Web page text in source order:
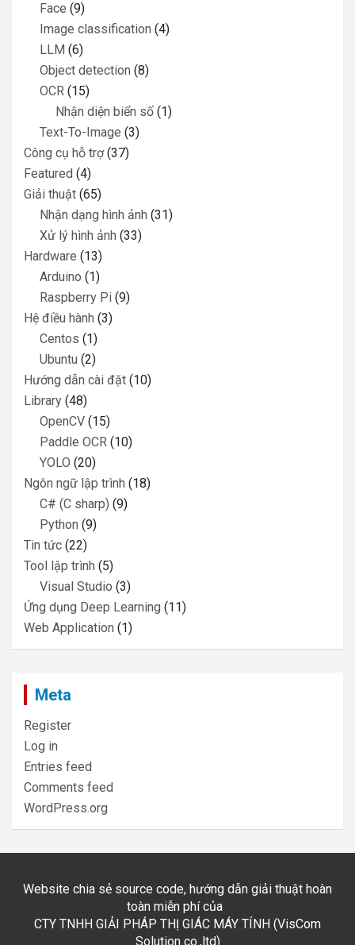
Face (9)
Image classification (4)
LLM (6)
Object detection (8)
OCR (15)
Nhận diện biển số (1)
Text-To-Image (3)
Công cụ hỗ trợ(37)
Featured (4)
Giải thuật (65)
Nhận dạng hình ảnh (31)
Xử lý hình ảnh (33)
Hardware (13)
Arduino (1)
Raspberry Pi (9)
Hệ điều hành (3)
Centos (1)
Ubuntu (2)
Hướng dẫn cài đặt (10)
Library (48)
OpenCV (15)
Paddle OCR (10)
YOLO (20)
Ngôn ngữ lập trình (18)
C# (C sharp) (9)
Python (9)
Tin tức (22)
Tool lập trình (5)
Visual Studio (3)
Ứng dụng Deep Learning (11)
Web Application (1)
Meta
Register
Log in
Entries feed
Comments feed
WordPress.org
Website chia sẻ source code, hướng dẫn giải thuật hoàn
toàn miễn phí của
CTY TNHH GIẢI PHÁP THỊ GIÁC MÁY TÍNH (VisCom
Solution co.,ltd)